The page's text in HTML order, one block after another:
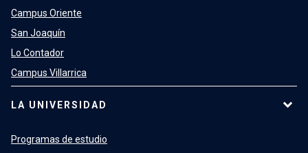
Campus Oriente
San Joaquín
Lo Contador
Campus Villarrica
LA UNIVERSIDAD
Programas de estudio